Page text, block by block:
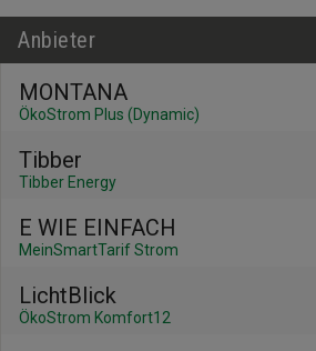
Anbieter
MONTANA
ÖkoStrom Plus (Dynamic)
Tibber
Tibber Energy
E WIE EINFACH
MeinSmartTarif Strom
LichtBlick
ÖkoStrom Komfort12